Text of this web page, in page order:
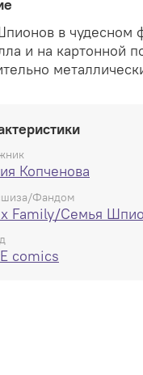
в чудесном
и на картонной
Копченова
Фандом
Family/Семья
comics